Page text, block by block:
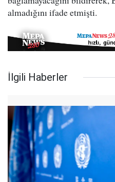
almadığını ifade etmişti.
İlgili Haberler